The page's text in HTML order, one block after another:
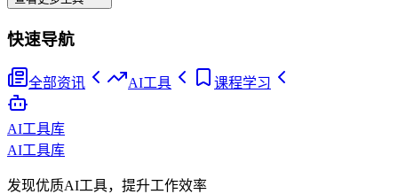
快速导航
全部资讯 AI工具 课程学习
AI工具库
AI工具库
发现优质AI工具，提升工作效率